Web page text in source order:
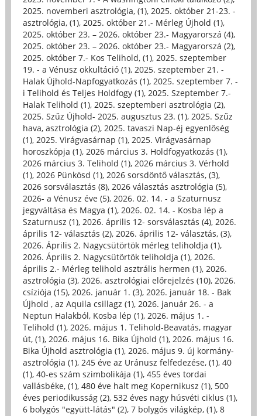
2025. novemberi asztrológia, (1), 2025. október 21-23. -
asztrológia, (1), 2025. október 21.- Mérleg Újhold (1),
2025. október 23. – 2026. október 23.- Magyarorszá (4),
2025. október 23. – 2026. október 23.- Magyarorszá (2),
2025. október 7.- Kos Telihold, (1), 2025. szeptember
19. - a Vénusz okkultáció (1), 2025. szeptember 21. -
Halak Újhold-Napfogyatkozás (1), 2025. szeptember 7. -
i Telihold és Teljes Holdfogy (1), 2025. Szeptember 7.-
Halak Telihold (1), 2025. szeptemberi asztrológia (2),
2025. Szűz Újhold- 2025. augusztus 23. (1), 2025. Szűz
hava, asztrológia (2), 2025. tavaszi Nap-éj egyenlőség
(1), 2025. Virágvasárnap (1), 2025. Virágvasárnap
horoszkópja (1), 2026 március 3. Holdfogyatkozás (1),
2026 március 3. Telihold (1), 2026 március 3. Vérhold
(1), 2026 Pünkösd (1), 2026 sorsdöntő választás, (3),
2026 sorsválasztás (8), 2026 választás asztrológia (5),
2026- a Vénusz éve (5), 2026. 02. 14. - a Szaturnusz
jegyváltása és Magya (1), 2026. 02. 14. - Kosba lép a
Szaturnusz (1), 2026. április 12- sorsválasztás (4), 2026.
április 12- választás (2), 2026. április 12- választás, (3),
2026. Április 2. Nagycsütörtök mérleg teliholdja (1),
2026. Április 2. Nagycsütörtök teliholdja (1), 2026.
április 2.- Mérleg telihold asztrális hermen (1), 2026.
asztrológia (3), 2026. asztrológiai előrejelzés (10), 2026.
csíziója (15), 2026. január 1. (3), 2026. január 18. - Bak
Újhold , az Aquila csillagz (1), 2026. január 26. - a
Neptun Halakból, Kosba lép (1), 2026. május 1. -
Telihold (1), 2026. május 1. Telihold-Beavatás, magyar
út, (1), 2026. május 16. Bika Újhold (1), 2026. május 16.
Bika Újhold asztrológia (1), 2026. május 9. új kormány-
asztrológia (1), 245 éve az Uránusz felfedezése, (1), 40
(1), 40-es szám szimbolikája (1), 455 éves tordai
vallásbéke, (1), 480 éve halt meg Kopernikusz (1), 500
éves periodikusság (2), 532 éves nagy húsvéti ciklus (1),
6 bolygós "együtt-látás" (2), 7 bolygós világkép, (1), 8